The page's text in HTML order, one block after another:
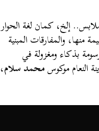
إلخ، كمان لغة الحوار
والمفارقات المبنية
بذكاء ومغزولة في
النعام موكوسمحمد سلام،